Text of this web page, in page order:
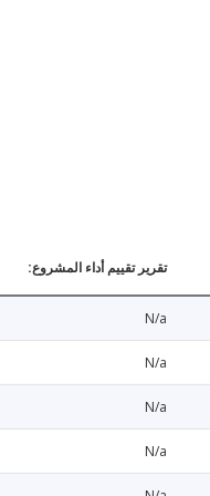
تقرير تقييم أداء المشروع:
N/a
N/a
N/a
N/a